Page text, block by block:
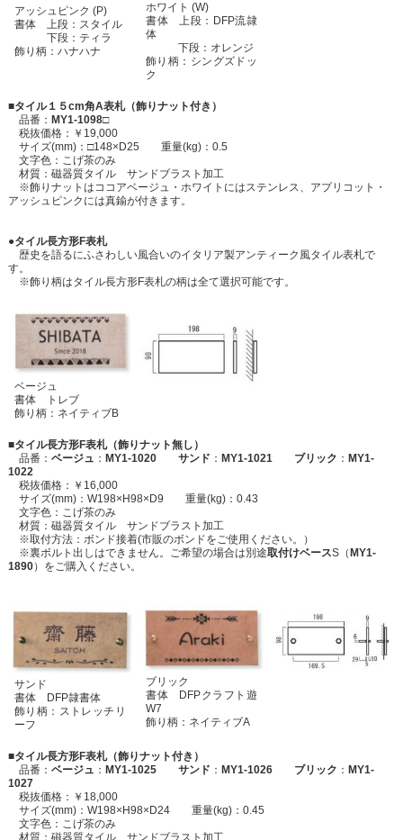
アッシュピンク (P)
書体 上段：スタイル
下段：ティラ
飾り柄：ハナハナ
ホワイト (W)
書体 上段：DFP流隷
体
下段：オレンジ
飾り柄：シングズドッ
ク
■タイル１５cm角A表札（飾りナット付き）
品番： MY1-1098□
税抜価格：￥19,000
サイズ(mm)：□148×D25 重量(kg)：0.5
文字色：こげ茶のみ
材質：磁器質タイル サンドブラスト加工
※飾りナットはココアベージュ・ホワイトにはステンレス、アプリコット・
アッシュピンクには真鍮が付きます。
●タイル長方形F表札
歴史を語るにふさわしい風合いのイタリア製アンティーク風タイル表札で
す。
※飾り柄はタイル長方形F表札の柄は全て選択可能です。
ベージュ
書体 トレブ
飾り柄：ネイティブB
■タイル長方形F表札（飾りナット無し）
品番： ベージュ ： MY1-1020 サンド ： MY1-1021 ブリック ： MY1-
1022
税抜価格：￥16,000
サイズ(mm)：W198×H98×D9 重量(kg)：0.43
文字色：こげ茶のみ
材質：磁器質タイル サンドブラスト加工
※取付方法：ボンド接着(市販のボンドをご使用ください。）
※裏ボルト出しはできません。ご希望の場合は別途取付けベースS（MY1-
1890）をご購入ください。
サンド
書体 DFP隷書体
飾り柄：ストレッチリ
ーフ
ブリック
書体 DFPクラフト遊
W7
飾り柄：ネイティブA
■タイル長方形F表札（飾りナット付き）
品番： ベージュ ： MY1-1025 サンド ： MY1-1026 ブリック ： MY1-
1027
税抜価格：￥18,000
サイズ(mm)：W198×H98×D24 重量(kg)：0.45
文字色：こげ茶のみ
材質：磁器質タイル サンドブラスト加工